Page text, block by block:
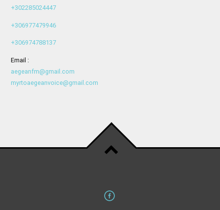
+302285024447
+306977479946
+306974788137
Email :
aegeanfm@gmail.com
myrtoaegeanvoice@gmail.com